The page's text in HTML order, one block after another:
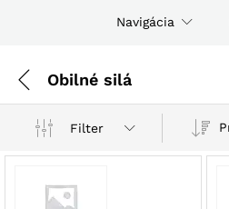
Navigácia
Obilné silá
Filter